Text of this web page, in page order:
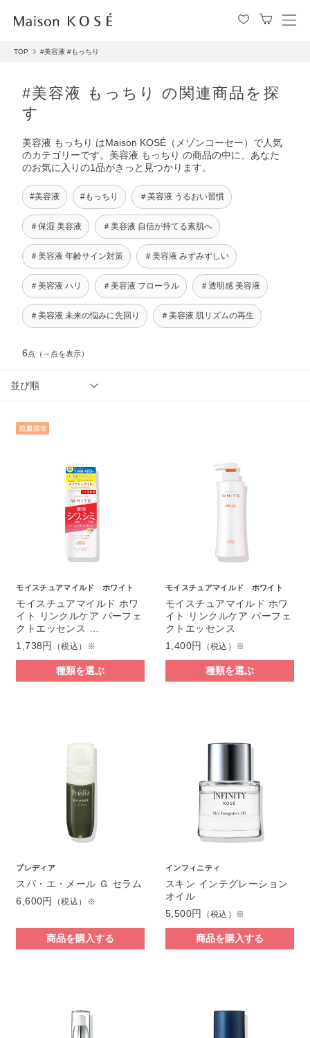
メ
TOP #美容液 #もっちり
#美容液 もっちり の関連商品を探
す
美容液 もっちり はMaison KOSÉ（メゾンコーセー）で人気
のカテゴリーです。美容液 もっちり の商品の中に、あなた
のお気に入りの1品がきっと見つかります。
#美容液 #もっちり ＃美容液 うるおい習慣
＃保湿 美容液 ＃美容液 自信が持てる素肌へ
＃美容液 年齢サイン対策 ＃美容液 みずみずしい
＃美容液 ハリ ＃美容液 フローラル ＃透明感 美容液
＃美容液 未来の悩みに先回り ＃美容液 肌リズムの再生
6点 （～点を表示）
並び順
モイスチュアマイルド ホワイト
モイスチュアマイルド ホワ
イト リンクルケア パーフェ
クトエッセンス …
1,738円
（税込）※
種類を選ぶ
モイスチュアマイルド ホワイト
モイスチュアマイルド ホワ
イト リンクルケア パーフェ
クトエッセンス
1,400円
（税込）※
種類を選ぶ
プレディア
スパ・エ・メール Ｇ セラム
6,600円
（税込）※
商品を購入する
インフィニティ
スキン インテグレーション
オイル
5,500円
（税込）※
商品を購入する